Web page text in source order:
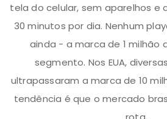
tela do celular, sem aparelhos e
30 minutos por dia. Nenhum
ainda - a marca de 1 milhão
segmento. Nos EUA,
ultrapassaram a marca de 10
tendência é que o mercado